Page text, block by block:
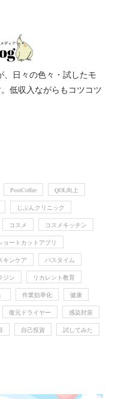
、日々の色々・試したモ
低収入ながらもコツコツ
PostCoffee QOL向上
じぶんクリニック
コスメ コスメキッチン
ョートカットアプリ
キンケア バスタイム
ジン リカレント教育
作業効率化 健康
復元ドライヤー 感染対策
自己投資 試してみた